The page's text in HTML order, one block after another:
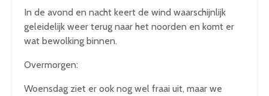
In de avond en nacht keert de wind waarschijnlijk
geleidelijk weer terug naar het noorden en komt er
wat bewolking binnen.
Overmorgen:
Woensdag ziet er ook nog wel fraai uit, maar we